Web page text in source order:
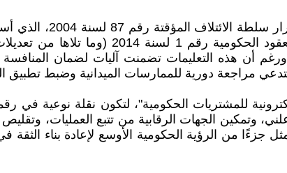
بدأت قصة تنظيم العقود
من تكافؤ الفرص قاعدة قانونية ملزمة. ثم
ورغم أن هذه التعليمات تضمنت آليات لضمان
مراجعة دورية للممارسات الميدانية وضبط تطبيق
في عام 2024 منصة "الحقيبة الإلكترونية للمشتريات الحكومية"،
وتمكين الجهات الرقابية من تتبع العمليات،
جزءًا من الرؤية الحكومية الأوسع لإعادة بناء